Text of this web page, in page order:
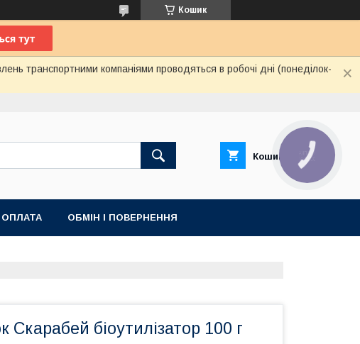
Кошик
транспортними компаніями проводяться в робочі дні (понеділок-
Кошик
ОБМІН І ПОВЕРНЕННЯ
Скарабей біоутилізатор 100 г
КНОПКА
ЗВ'ЯЗКУ